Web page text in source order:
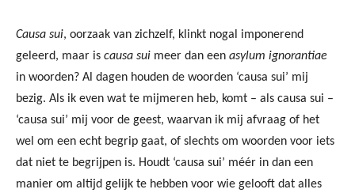
Causa sui, oorzaak van zichzelf, klinkt nogal imponerend
geleerd, maar is causa sui meer dan een asylum ignorantiae
in woorden? Al dagen houden de woorden ‘causa sui’ mij
bezig. Als ik even wat te mijmeren heb, komt – als causa sui –
‘causa sui’ mij voor de geest, waarvan ik mij afvraag of het
wel om een echt begrip gaat, of slechts om woorden voor iets
dat niet te begrijpen is. Houdt ‘causa sui’ méér in dan een
manier om altijd gelijk te hebben voor wie gelooft dat alles